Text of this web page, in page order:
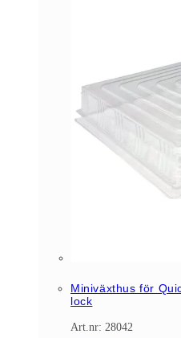
Miniväxthus för
lock
Art.nr: 28042